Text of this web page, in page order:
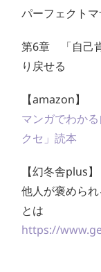
パーフェクト
第6章 「自己
り戻せる
【amazon】
マンガでわか
クセ」読本
【幻冬舎plus】
他人が褒めら
とは
https://